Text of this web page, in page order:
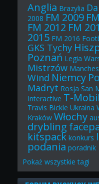
Anglia Brazylia
2008 FM 2009
FM 2012 FM
2015 FM 2016
GKS Tychy
Poznań Legia
Mistrzów
Wind Niemcy
Madryt Rosja San
Interactive T-
Travis Bickle Ukraina
Kraków Włochy
drybling
kitspack konkurs
podania poradnik
Pokaż wszystkie tagi